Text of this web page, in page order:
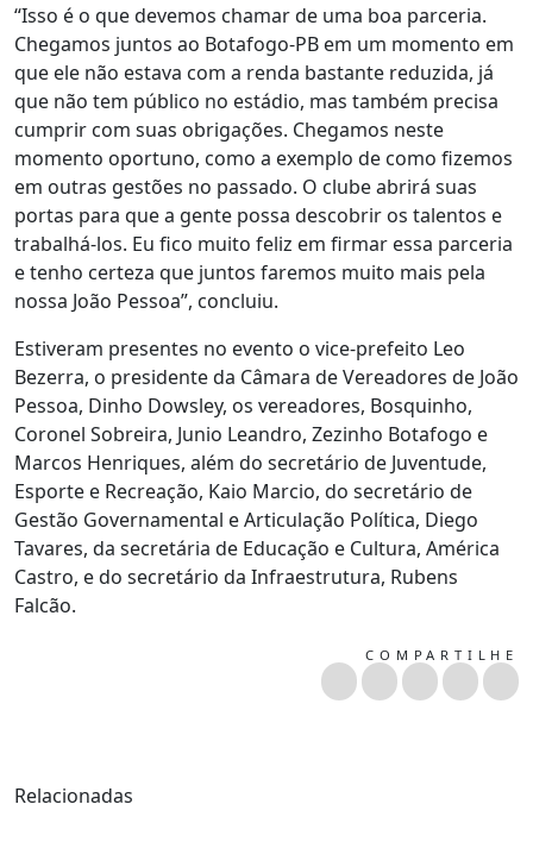
“Isso é o que devemos chamar de uma boa parceria.
Chegamos juntos ao Botafogo-PB em um momento em
que ele não estava com a renda bastante reduzida, já
que não tem público no estádio, mas também precisa
cumprir com suas obrigações. Chegamos neste
momento oportuno, como a exemplo de como fizemos
em outras gestões no passado. O clube abrirá suas
portas para que a gente possa descobrir os talentos e
trabalhá-los. Eu fico muito feliz em firmar essa parceria
e tenho certeza que juntos faremos muito mais pela
nossa João Pessoa”, concluiu.
Estiveram presentes no evento o vice-prefeito Leo
Bezerra, o presidente da Câmara de Vereadores de João
Pessoa, Dinho Dowsley, os vereadores, Bosquinho,
Coronel Sobreira, Junio Leandro, Zezinho Botafogo e
Marcos Henriques, além do secretário de Juventude,
Esporte e Recreação, Kaio Marcio, do secretário de
Gestão Governamental e Articulação Política, Diego
Tavares, da secretária de Educação e Cultura, América
Castro, e do secretário da Infraestrutura, Rubens
Falcão.
COMPARTILHE
Relacionadas